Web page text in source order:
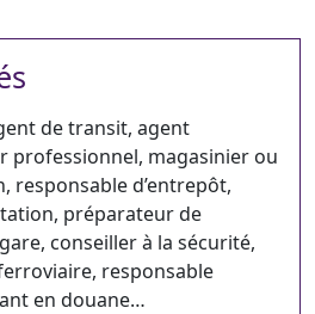
de transit, agent
professionnel, magasinier ou
responsable d’entrepôt,
préparateur de
conseiller à la sécurité,
responsable
en douane…